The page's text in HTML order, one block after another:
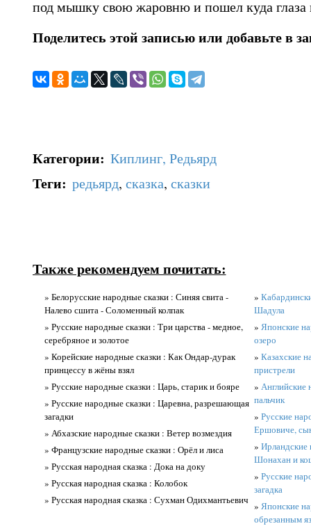
под мышку свою жаровню и пошел куда глаза
Поделитесь этой записью или добавьте в
Категории: Киплинг, Редьярд
Теги: редьярд, сказка, сказки
Также рекомендуем почитать:
» Белорусские народные сказки : Синяя свита -
Налево сшита - Соломенный колпак
» Русские народные сказки : Три царства - медное,
серебряное и золотое
» Корейские народные сказки : Как Ондар-дурак
принцессу в жёны взял
» Русские народные сказки : Царь, старик и бояре
» Русские народные сказки : Царевна, разрешающая
загадки
» Абхазские народные сказки : Ветер возмездия
» Французские народные сказки : Орёл и лиса
» Русская народная сказка : Дока на доку
» Русская народная сказка : Колобок
» Русская народная сказка : Сухман Одихмантьевич
»
Шадула
» Японские
озеро
» Казахские
пристрели
» Английские
пальчик
» Русские
Ершовиче,
» Ирландские
Шонахан и
» Русские
загадка
» Японские
обрезанным